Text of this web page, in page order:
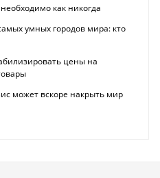
как никогда
умных городов мира: кто
цены на
может вскоре накрыть мир